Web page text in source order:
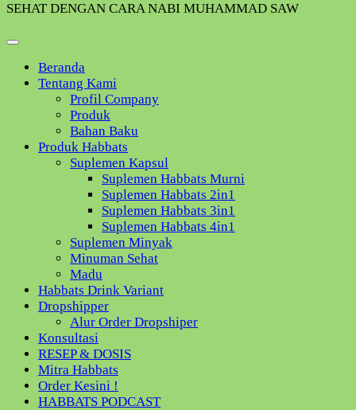
SEHAT DENGAN CARA NABI MUHAMMAD SAW
Beranda
Tentang Kami
Profil Company
Produk
Bahan Baku
Produk Habbats
Suplemen Kapsul
Suplemen Habbats Murni
Suplemen Habbats 2in1
Suplemen Habbats 3in1
Suplemen Habbats 4in1
Suplemen Minyak
Minuman Sehat
Madu
Habbats Drink Variant
Dropshipper
Alur Order Dropshiper
Konsultasi
RESEP & DOSIS
Mitra Habbats
Order Kesini !
HABBATS PODCAST